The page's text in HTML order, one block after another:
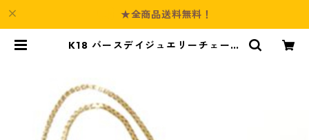
★全商品送料無料！
K18 バースデイジュエリーチェーン